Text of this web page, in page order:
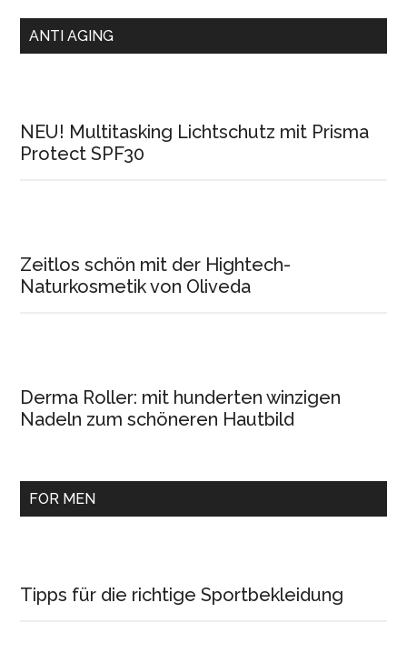
ANTI AGING
NEU! Multitasking Lichtschutz mit Prisma
Protect SPF30
Zeitlos schön mit der Hightech-
Naturkosmetik von Oliveda
Derma Roller: mit hunderten winzigen
Nadeln zum schöneren Hautbild
FOR MEN
Tipps für die richtige Sportbekleidung